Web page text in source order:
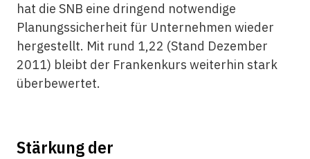
hat die SNB eine dringend notwendige
Planungssicherheit für Unternehmen wieder
hergestellt. Mit rund 1,22 (Stand Dezember
2011) bleibt der Frankenkurs weiterhin stark
überbewertet.
Stärkung der